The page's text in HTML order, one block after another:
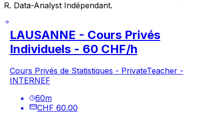
R. Data-Analyst Indépendant.
LAUSANNE - Cours Privés
Individuels - 60 CHF/h
Cours Privés de Statistiques - PrivateTeacher -
INTERNEF
60m
CHF 60.00